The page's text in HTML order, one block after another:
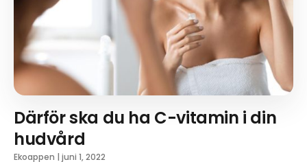
Därför ska du ha C-vitamin i din
hudvård
Ekoappen | juni 1, 2022